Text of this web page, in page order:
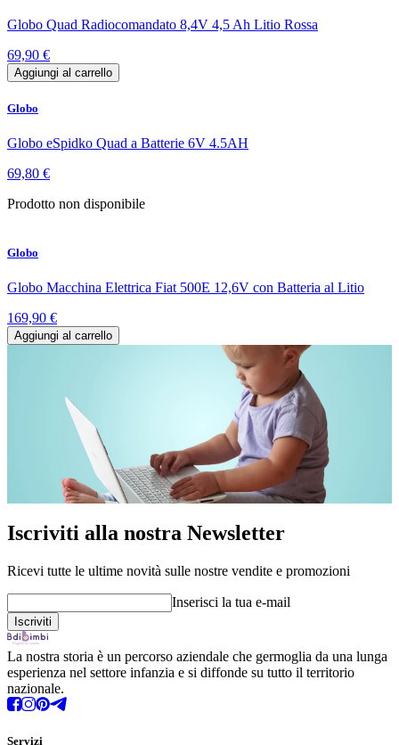
Globo Quad Radiocomandato 8,4V 4,5 Ah Litio Rossa
69,90 €
Aggiungi al carrello
Globo
Globo eSpidko Quad a Batterie 6V 4.5AH
69,80 €
Prodotto non disponibile
Globo
Globo Macchina Elettrica Fiat 500E 12,6V con Batteria al Litio
169,90 €
Aggiungi al carrello
Iscriviti alla nostra Newsletter
Ricevi tutte le ultime novità sulle nostre vendite e promozioni
Inserisci la tua e-mail
La nostra storia è un percorso aziendale che germoglia da una lunga
esperienza nel settore infanzia e si diffonde su tutto il territorio
nazionale.
Servizi